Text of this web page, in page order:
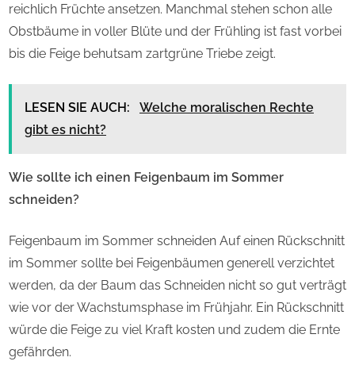
reichlich Früchte ansetzen. Manchmal stehen schon alle
Obstbäume in voller Blüte und der Frühling ist fast vorbei
bis die Feige behutsam zartgrüne Triebe zeigt.
LESEN SIE AUCH:
Welche moralischen Rechte
gibt es nicht?
Wie sollte ich einen Feigenbaum im Sommer
schneiden?
Feigenbaum im Sommer schneiden Auf einen Rückschnitt
im Sommer sollte bei Feigenbäumen generell verzichtet
werden, da der Baum das Schneiden nicht so gut verträgt
wie vor der Wachstumsphase im Frühjahr. Ein Rückschnitt
würde die Feige zu viel Kraft kosten und zudem die Ernte
gefährden.